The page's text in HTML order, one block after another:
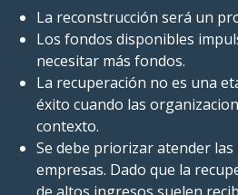
La reconstrucción será un
Los fondos disponibles
necesitar más fondos.
La recuperación no es una
éxito cuando las
contexto.
Se debe priorizar atender las
empresas. Dado que la